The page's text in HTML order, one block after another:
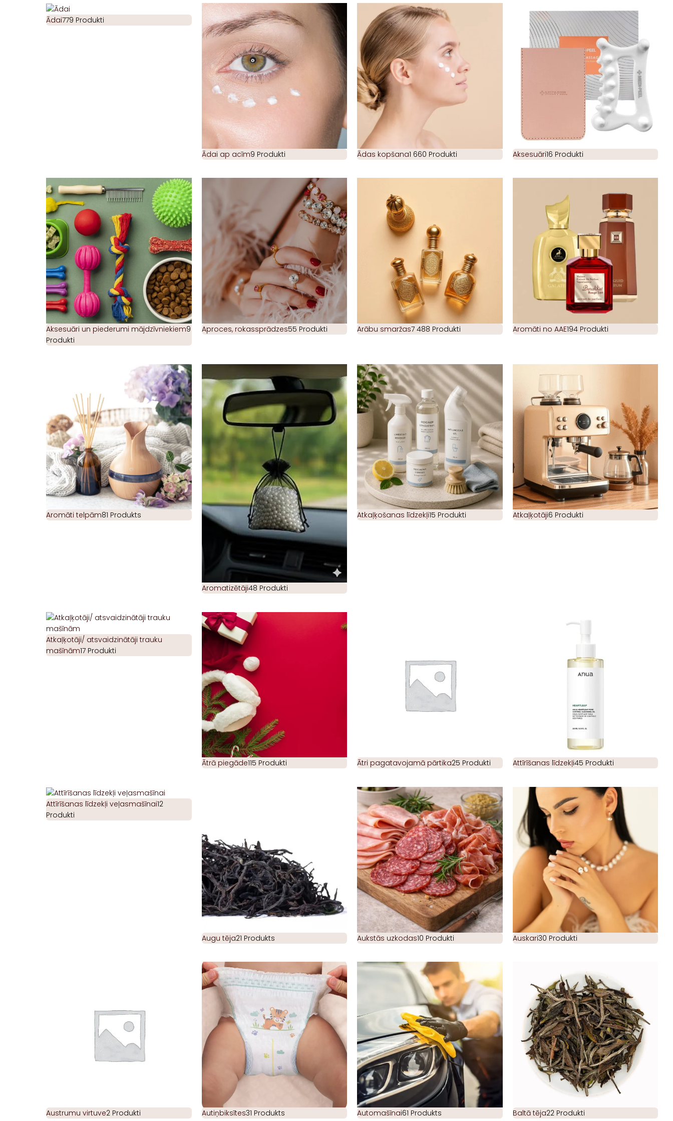
Ādai779 Produkti
Ādai ap acīm9 Produkti Ādas kopšana1 660 Produkti Aksesuāri16 Produkti
Aksesuāri un piederumi mājdzīvniekiem9
Produkti
Aproces, rokassprādzes55 Produkti Arābu smaržas7 488 Produkti Aromāti no AAE194 Produkti
Aromāti telpām81 Produkts
Aromatizētāji48 Produkti
Atkaļķošanas līdzekļi15 Produkti Atkaļķotāji6 Produkti
Atkaļķotāji/ atsvaidzinātāji trauku
mašīnām17 Produkti
Ātrā piegāde115 Produkti Ātri pagatavojamā pārtika25 Produkti Attīrīšanas līdzekļi45 Produkti
Attīrīšanas līdzekļi veļasmašīnai12
Produkti
Augu tēja21 Produkts Aukstās uzkodas10 Produkti Auskari30 Produkti
Austrumu virtuve2 Produkti Autiņbiksītes31 Produkts Automašīnai61 Produkts Baltā tēja22 Produkti